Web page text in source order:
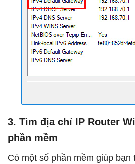
3. Tìm địa chỉ IP Router
phần mềm
Có một số phần mềm giúp bạn